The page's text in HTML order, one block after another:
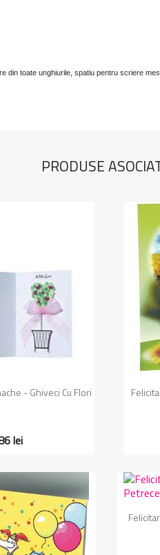
toate unghiurile, spatiu pentru scriere
PRODUSE
rapida
- Ghiveci Cu Flori
lei